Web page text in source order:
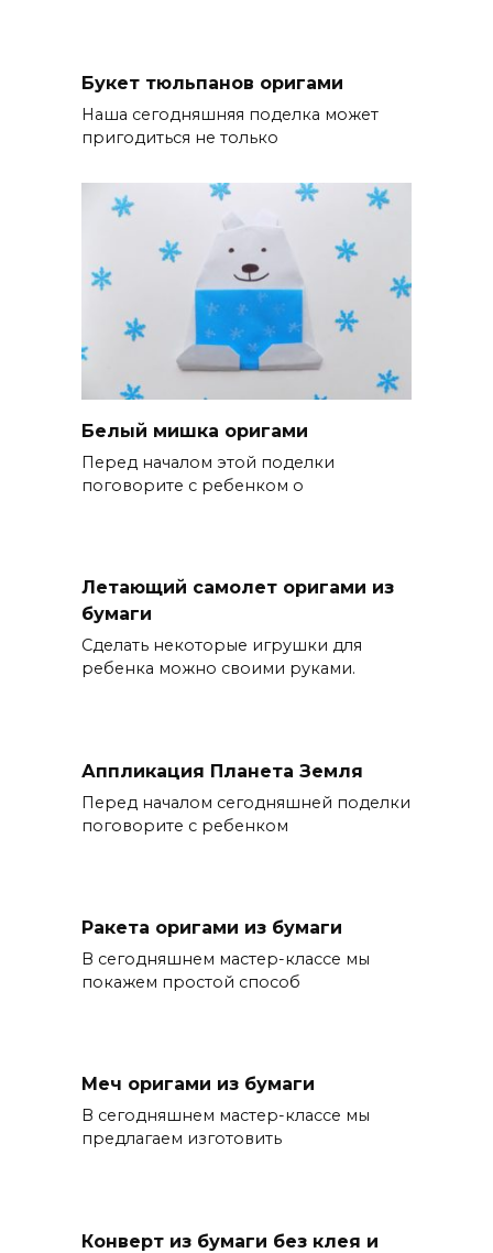
Букет тюльпанов оригами
Наша сегодняшняя поделка может
пригодиться не только
Белый мишка оригами
Перед началом этой поделки
поговорите с ребенком о
Летающий самолет оригами из
бумаги
Сделать некоторые игрушки для
ребенка можно своими руками.
Аппликация Планета Земля
Перед началом сегодняшней поделки
поговорите с ребенком
Ракета оригами из бумаги
В сегодняшнем мастер-классе мы
покажем простой способ
Меч оригами из бумаги
В сегодняшнем мастер-классе мы
предлагаем изготовить
Конверт из бумаги без клея и